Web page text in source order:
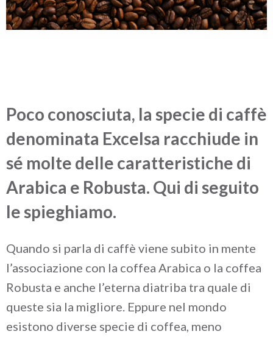
BAZZARA ESPRESSO
FAQ
Poco conosciuta, la specie di caffè
denominata Excelsa racchiude in
sé molte delle caratteristiche di
Arabica e Robusta. Qui di seguito
le spieghiamo.
Quando si parla di caffè viene subito in mente
l’associazione con la coffea Arabica o la coffea
Robusta e anche l’eterna diatriba tra quale di
queste sia la migliore. Eppure nel mondo
esistono diverse specie di coffea, meno